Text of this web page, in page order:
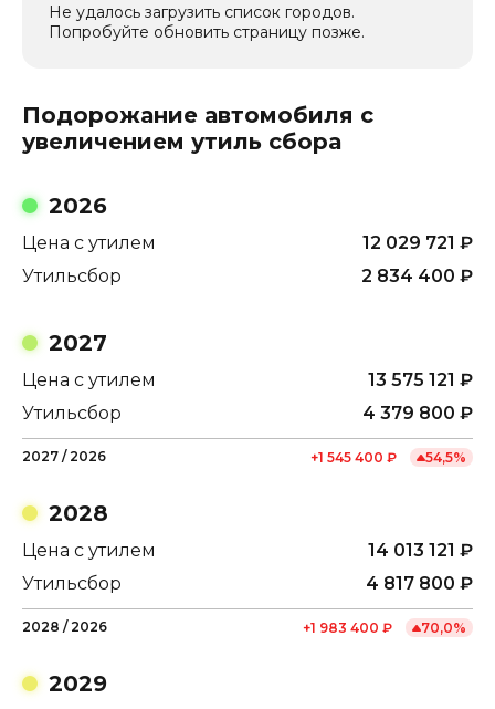
Не удалось загрузить список городов.
Попробуйте обновить страницу позже.
Подорожание автомобиля с
увеличением утиль сбора
2026
Цена с утилем 12 029 721 ₽
Утильсбор
2 834 400 ₽
2027
Цена с утилем 13 575 121 ₽
Утильсбор
4 379 800 ₽
2027 / 2026 +1 545 400 ₽ 54,5%
2028
Цена с утилем 14 013 121 ₽
Утильсбор
4 817 800 ₽
2028 / 2026 +1 983 400 ₽ 70,0%
2029